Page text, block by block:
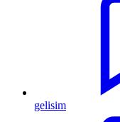
gelisim